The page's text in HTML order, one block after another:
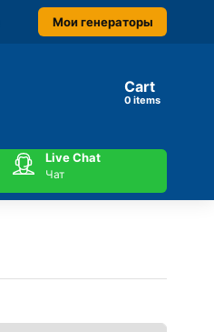
Мои генераторы
Cart
items
Live Chat
Чат